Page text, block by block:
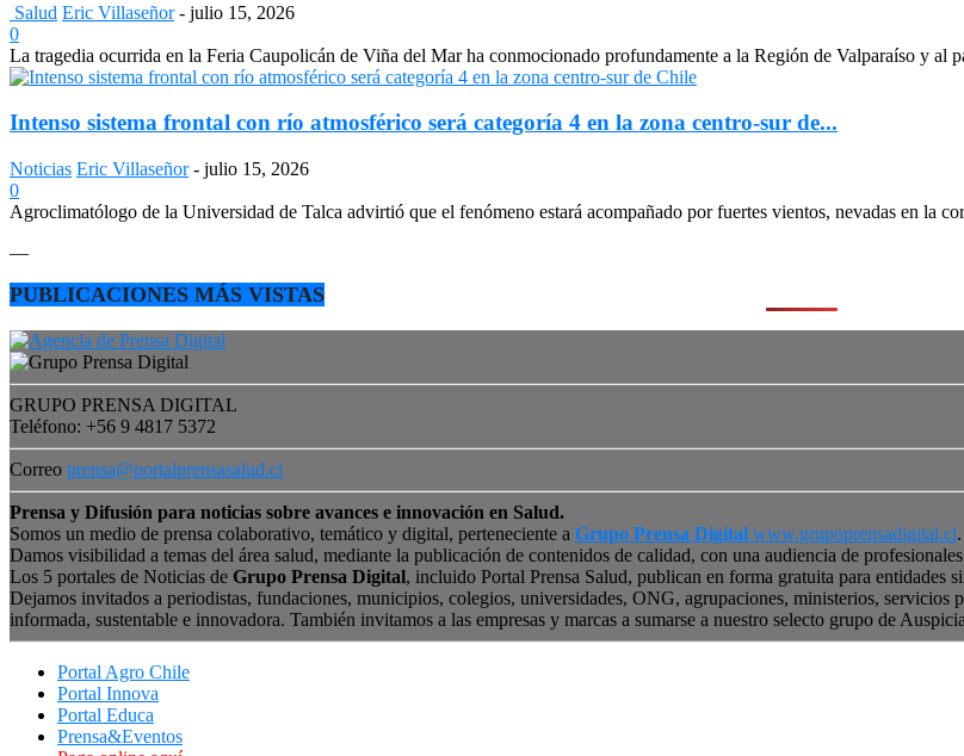
Salud Eric Villaseñor - julio 15, 2026
0
La tragedia ocurrida en la Feria Caupolicán de Viña del Mar ha conmocionado profundamente a la Región de Valparaíso y al
Intenso sistema frontal con río atmosférico será categoría 4 en la zona centro-sur de...
Noticias Eric Villaseñor - julio 15, 2026
0
Agroclimatólogo de la Universidad de Talca advirtió que el fenómeno estará acompañado por fuertes vientos, nevadas en la
—
PUBLICACIONES MÁS VISTAS
GRUPO PRENSA DIGITAL
Teléfono: +56 9 4817 5372
Correo prensa@portalprensasalud.cl
Prensa y Difusión para noticias sobre avances e innovación en Salud.
Somos un medio de prensa colaborativo, temático y digital, perteneciente a Grupo Prensa Digital www.grupoprensadigital.cl.
Damos visibilidad a temas del área salud, mediante la publicación de contenidos de calidad, con una audiencia de
Los 5 portales de Noticias de Grupo Prensa Digital, incluido Portal Prensa Salud, publican en forma gratuita para entidades
Dejamos invitados a periodistas, fundaciones, municipios, colegios, universidades, ONG, agrupaciones, ministerios, servicios
informada, sustentable e innovadora. También invitamos a las empresas y marcas a sumarse a nuestro selecto grupo de
Portal Agro Chile
Portal Innova
Portal Educa
Prensa&Eventos